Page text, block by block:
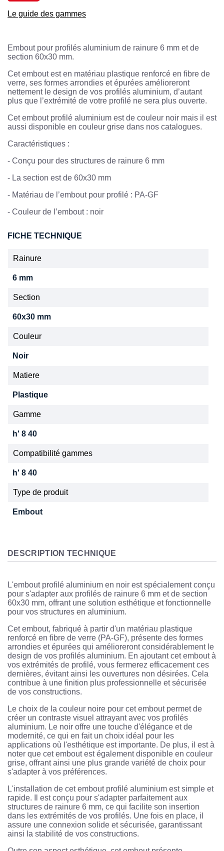
Le guide des gammes
Embout pour profilés aluminium de rainure 6 mm et de
section 60x30 mm.
Cet embout est en matériau plastique renforcé en fibre de
verre, ses formes arrondies et épurées amélioreront
nettement le design de vos profilés aluminium, d’autant
plus que l’extrémité de votre profilé ne sera plus ouverte.
Cet embout profilé aluminium est de couleur noir mais il est
aussi disponible en couleur grise dans nos catalogues.
Caractéristiques :
- Conçu pour des structures de rainure 6 mm
- La section est de 60x30 mm
- Matériau de l’embout pour profilé : PA-GF
- Couleur de l’embout : noir
FICHE TECHNIQUE
Rainure
6 mm
Section
60x30 mm
Couleur
Noir
Matiere
Plastique
Gamme
h' 8 40
Compatibilité gammes
h' 8 40
Type de produit
Embout
DESCRIPTION TECHNIQUE
L'embout profilé aluminium en noir est spécialement conçu
pour s'adapter aux profilés de rainure 6 mm et de section
60x30 mm, offrant une solution esthétique et fonctionnelle
pour vos structures en aluminium.
Cet embout, fabriqué à partir d'un matériau plastique
renforcé en fibre de verre (PA-GF), présente des formes
arrondies et épurées qui amélioreront considérablement le
design de vos profilés aluminium. En ajoutant cet embout à
vos extrémités de profilé, vous fermerez efficacement ces
dernières, évitant ainsi les ouvertures non désirées. Cela
contribue à une finition plus professionnelle et sécurisée
de vos constructions.
Le choix de la couleur noire pour cet embout permet de
créer un contraste visuel attrayant avec vos profilés
aluminium. Le noir offre une touche d'élégance et de
modernité, ce qui en fait un choix idéal pour les
applications où l'esthétique est importante. De plus, il est à
noter que cet embout est également disponible en couleur
grise, offrant ainsi une plus grande variété de choix pour
s'adapter à vos préférences.
L'installation de cet embout profilé aluminium est simple et
rapide. Il est conçu pour s'adapter parfaitement aux
structures de rainure 6 mm, ce qui facilite son insertion
dans les extrémités de vos profilés. Une fois en place, il
assure une connexion solide et sécurisée, garantissant
ainsi la stabilité de vos constructions.